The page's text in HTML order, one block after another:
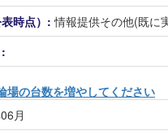
表時点）:情報提供その他(既に
場の台数を増やしてください
月